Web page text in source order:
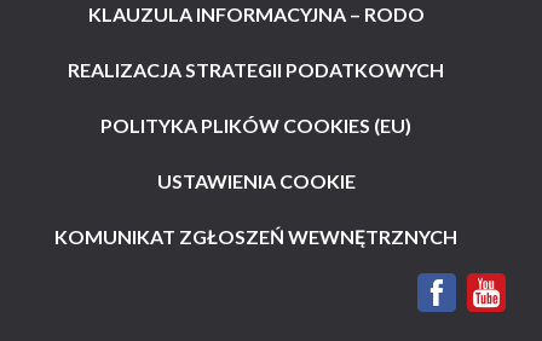
KLAUZULA INFORMACYJNA – RODO
REALIZACJA STRATEGII PODATKOWYCH
POLITYKA PLIKÓW COOKIES (EU)
USTAWIENIA COOKIE
KOMUNIKAT ZGŁOSZEŃ WEWNĘTRZNYCH